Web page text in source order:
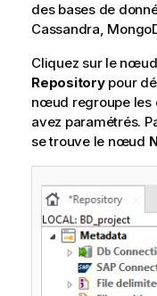
des bases de
Cassandra,
Cliquez sur le nœud
Repositorypour
nœud regroupe les
avez paramétrés.
se trouve le nœud